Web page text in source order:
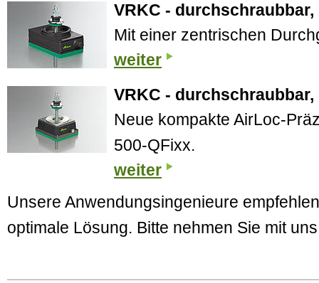
VRKC -
Mit einer zentrischen
weiter
VRKC -
Neue kompakte AirLoc-
500-QFixx.
weiter
Unsere Anwendungsingenieure
optimale Lösung. Bitte nehmen Sie mit